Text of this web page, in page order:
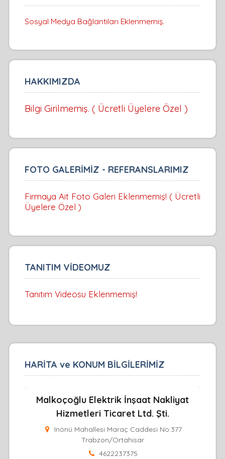
Sosyal Medya Bağlantıları Eklenmemiş.
HAKKIMIZDA
Bilgi Girilmemiş. ( Ücretli Üyelere Özel )
FOTO GALERİMİZ - REFERANSLARIMIZ
Firmaya Ait Foto Galeri Eklenmemiş! ( Ücretli
Üyelere Özel )
TANITIM VİDEOMUZ
Tanıtım Videosu Eklenmemiş!
HARİTA ve KONUM BİLGİLERİMİZ
Malkoçoğlu Elektrik İnşaat Nakliyat
Hizmetleri Ticaret Ltd. Şti.
Inönü Mahallesi Maraç Caddesi No:377
Trabzon/Ortahisar
4622237375